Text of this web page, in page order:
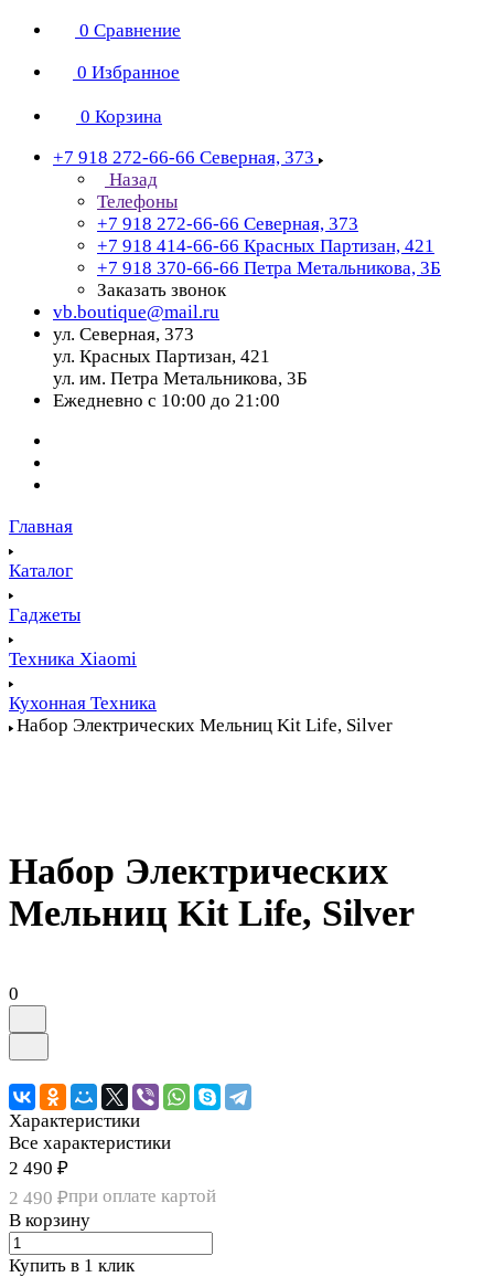
0 Сравнение
0 Избранное
0 Корзина
+7 918 272-66-66 Северная, 373
Назад
Телефоны
+7 918 272-66-66 Северная, 373
+7 918 414-66-66 Красных Партизан, 421
+7 918 370-66-66 Петра Метальникова, 3Б
Заказать звонок
vb.boutique@mail.ru
ул. Северная, 373
ул. Красных Партизан, 421
ул. им. Петра Метальникова, 3Б
Ежедневно с 10:00 до 21:00
Главная
Каталог
Гаджеты
Техника Xiaomi
Кухонная Техника
Набор Электрических Мельниц Kit Life, Silver
Набор Электрических
Мельниц Kit Life, Silver
0
Характеристики
Все характеристики
2 490 ₽
2 490 ₽при оплате картой
В корзину
Купить в 1 клик